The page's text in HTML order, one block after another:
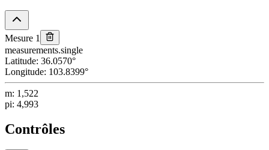
Mesure 1
measurements.single
Latitude: 36.0570°
Longitude: 103.8399°
m: 1,522
pi: 4,993
Contrôles